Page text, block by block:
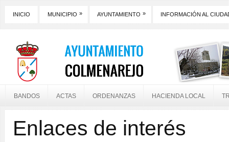
INICIO MUNICIPIO » AYUNTAMIENTO » INFORMACIÓN AL
BANDOS ACTAS ORDENANZAS HACIENDA LOCAL
Enlaces de interés